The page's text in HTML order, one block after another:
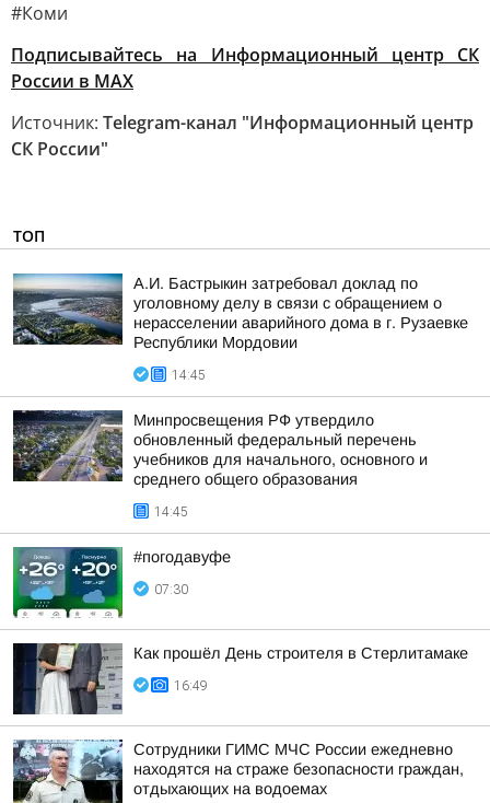
#Коми
Подписывайтесь на Информационный центр СК
России в MAХ
Источник: Telegram-канал "Информационный центр
СК России"
ТОП
А.И. Бастрыкин затребовал доклад по
уголовному делу в связи с обращением о
нерасселении аварийного дома в г. Рузаевке
Республики Мордовии
14:45
Минпросвещения РФ утвердило
обновленный федеральный перечень
учебников для начального, основного и
среднего общего образования
14:45
#погодавуфе
07:30
Как прошёл День строителя в Стерлитамаке
16:49
Сотрудники ГИМС МЧС России ежедневно
находятся на страже безопасности граждан,
отдыхающих на водоемах